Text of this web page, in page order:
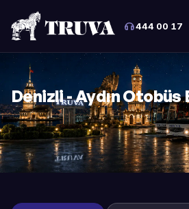
444 00 17
Denizli - Aydın Otobüs